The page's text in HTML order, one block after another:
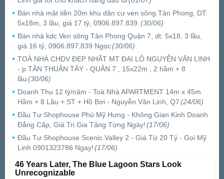
Bán nhà mặt tiền 20m khu dân cư ven sông Tân Phong, DT:
5x18m, 3 lầu, giá 17 tỷ, 0906.897.839 (30/06)
Bán nhà kdc Ven sông Tân Phong Quận 7, dt: 5x18, 3 lầu,
giá 16 tỷ, 0906.897.839 Ngọc(30/06)
TOÀ NHÀ CHDV ĐẸP NHẤT MT ĐẠI LỘ NGUYỄN VĂN LINH
- p.TÂN THUẬN TÂY - QUÂN 7 , 15x22m , 2 hầm + 8
lầu(30/06)
Doanh Thu 12 tỷ/năm - Toà Nhà APARTMENT 14m x 45m
Hầm + 8 Lầu + ST + Hồ Bơi - Nguyễn Văn Linh, Q7(24/06)
Đầu Tư Shophouse Phú Mỹ Hưng - Không Gian Kinh Doanh
Đẳng Cấp, Giá Trị Gia Tăng Từng Ngày!(17/06)
Đầu Tư Shophouse Scenic Valley 2 - Giá Từ 20 Tỷ - Gọi Mỹ
Linh 0901323786 Ngay!(17/06)